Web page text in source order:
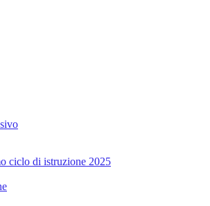
ciclo di istruzione 2025